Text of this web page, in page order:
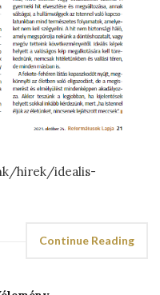
hirek/idealis-
Continue Reading